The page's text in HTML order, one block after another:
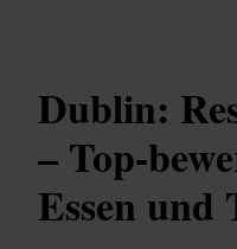
Dublin:
– Top-
Essen und